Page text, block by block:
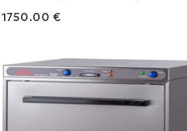
1750.00 €